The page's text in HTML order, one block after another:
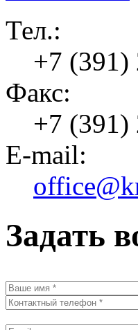
Тел.:
+7 (391)
Факс:
+7 (391)
E-mail:
Задать